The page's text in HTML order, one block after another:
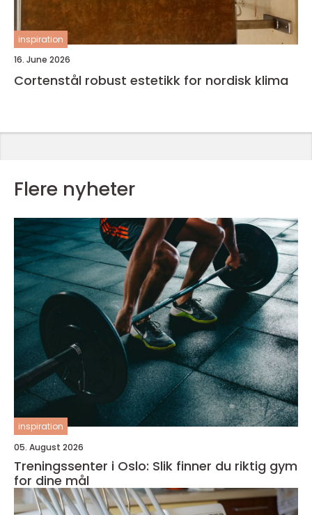
inspiration
16. June 2026
Cortenstål robust estetikk for nordisk klima
Flere nyheter
inspiration
05. August 2026
Treningssenter i Oslo: Slik finner du riktig gym
for dine mål